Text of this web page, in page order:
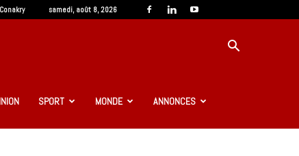
Conakry samedi, août 8, 2026
SPORT MONDE ANNONCES